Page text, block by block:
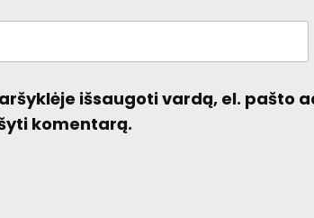
išsaugoti vardą, el. pašto
komentarą.